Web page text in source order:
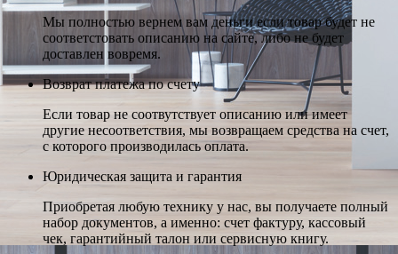
Мы полностью вернем вам деньги если товар будет не
соответстовать описанию на сайте, либо не будет
доставлен вовремя.
Возврат платежа по счету
Если товар не соотвутствует описанию или имеет
другие несоответствия, мы возвращаем средства на счет,
с которого производилась оплата.
Юридическая защита и гарантия
Приобретая любую технику у нас, вы получаете полный
набор документов, а именно: счет фактуру, кассовый
чек, гарантийный талон или сервисную книгу.